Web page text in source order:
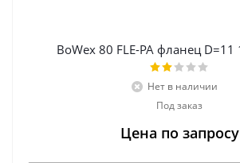
BoWex 80 FLE-PA фланец
Нет в наличии
Под заказ
Цена по запросу